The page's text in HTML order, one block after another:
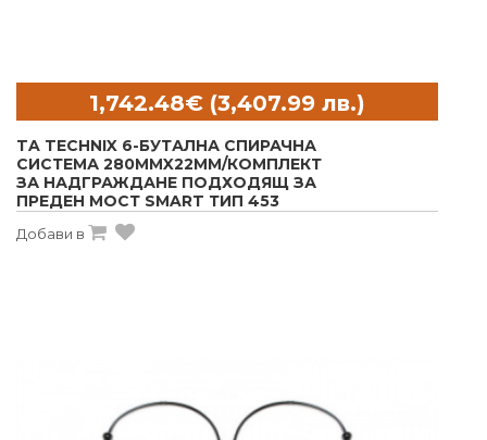
TA TECHNIX 6-БУТАЛНА СПИРАЧНА
СИСТЕМА 280MMX22MM/КОМПЛЕКТ
ЗА НАДГРАЖДАНЕ ПОДХОДЯЩ ЗА
ПРЕДЕН МОСТ SMART ТИП 453
Добави в